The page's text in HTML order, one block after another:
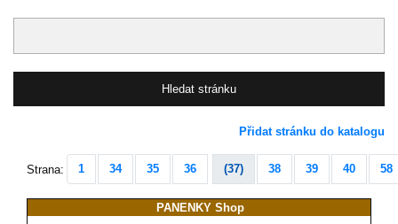
Přidat stránku do katalogu
Strana: 1 34 35 36 (37) 38 39 40 58
PANENKY Shop